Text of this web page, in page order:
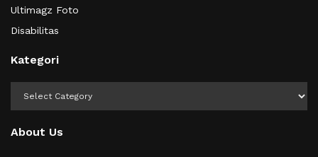
Ultimagz Foto
Disabilitas
Kategori
About Us